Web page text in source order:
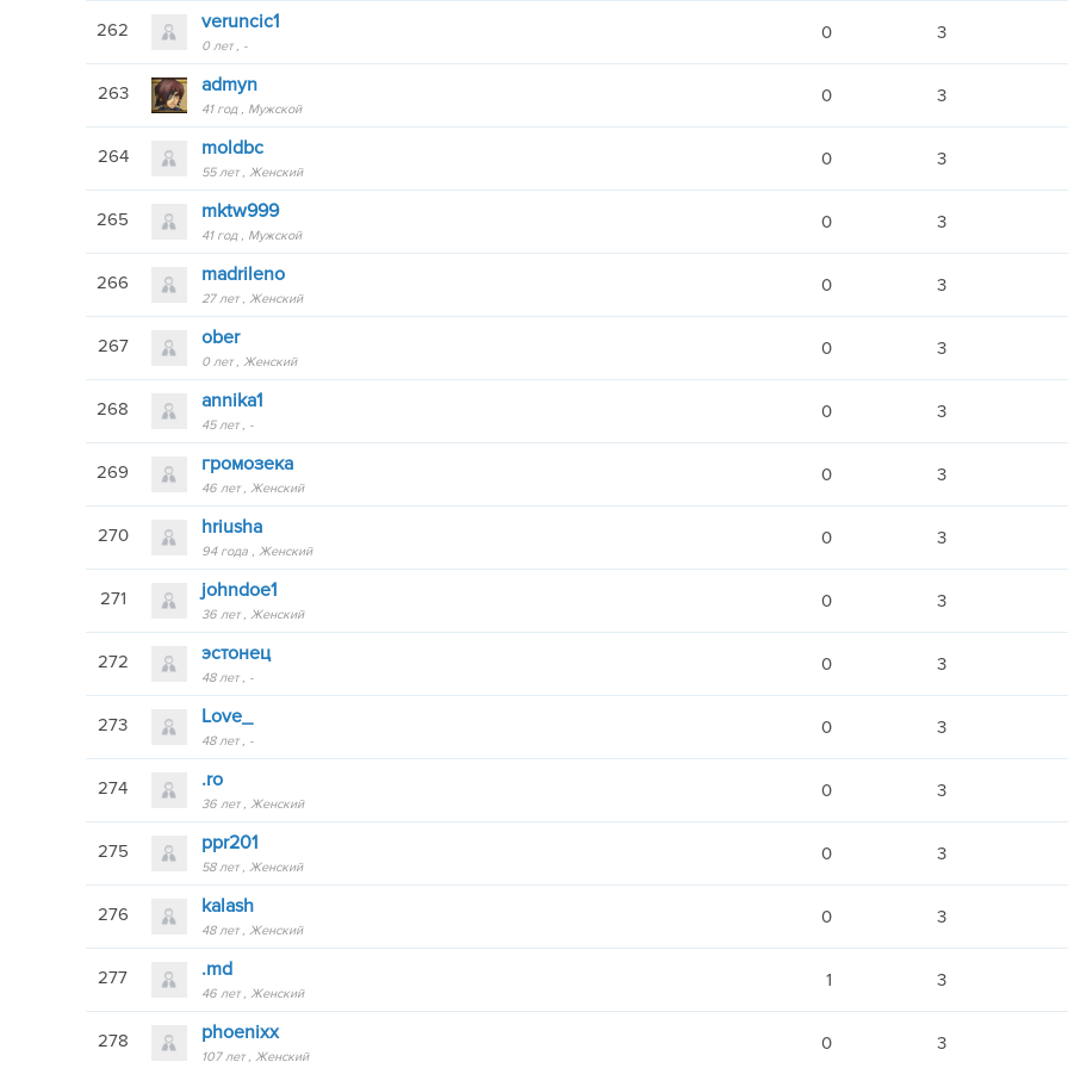
262 veruncic1
0 лет -
0 3
263 admyn
41 год Мужской
0 3
264 moldbc
55 лет Женский
0 3
265 mktw999
41 год Мужской
0 3
266 madrileno
27 лет Женский
0 3
267 ober
0 лет Женский
0 3
268 annika1
45 лет -
0 3
269 громозека
46 лет Женский
0 3
270 hriusha
94 года Женский
0 3
271 johndoe1
36 лет Женский
0 3
272 эстонец
48 лет -
0 3
273 Love_
48 лет -
0 3
274 .ro
36 лет Женский
0 3
275 ppr201
58 лет Женский
0 3
276 kalash
48 лет Женский
0 3
277 .md
46 лет Женский
1 3
278 phoenixx
107 лет Женский
0 3